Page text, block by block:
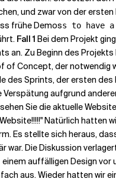
und zwar von der ersten
frühe Demoss to have a
Fall 1 Bei dem Projekt
an. Zu Beginn des
of Concept, der notwendig
des Sprints, der ersten des
aufgrund
Sie die aktuelle
Natürlich hatten
Es stellte sich heraus,
Die Diskussion
auffälligen Design vor
aus. Wieder hatten wir